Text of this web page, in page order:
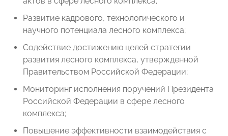
Развитие кадрового, технологического и
научного потенциала лесного комплекса;
Содействие достижению целей стратегии
развития лесного комплекса, утвержденной
Правительством Российской Федерации;
Мониторинг исполнения поручений Президента
Российской Федерации в сфере лесного
комплекса;
Повышение эффективности взаимодействия с